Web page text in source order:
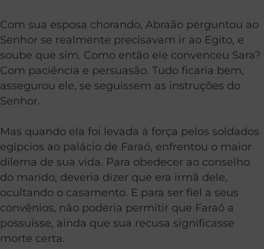
Com sua esposa chorando, Abraão perguntou ao
Senhor se realmente precisavam ir ao Egito, e
soube que sim. Como então ele convenceu Sara?
Com paciência e persuasão. Tudo ficaria bem,
assegurou ele, se seguissem as instruções do
Senhor.
Mas quando ela foi levada à força pelos soldados
egípcios ao palácio de Faraó, enfrentou o maior
dilema de sua vida. Para obedecer ao conselho
do marido, deveria dizer que era irmã dele,
ocultando o casamento. E para ser fiel a seus
convênios, não poderia permitir que Faraó a
possuísse, ainda que sua recusa significasse
morte certa.